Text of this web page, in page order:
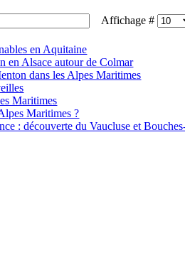
Affichage #
en Aquitaine
en Alsace autour de Colmar
dans les Alpes Maritimes
Maritimes
Maritimes ?
: découverte du Vaucluse et